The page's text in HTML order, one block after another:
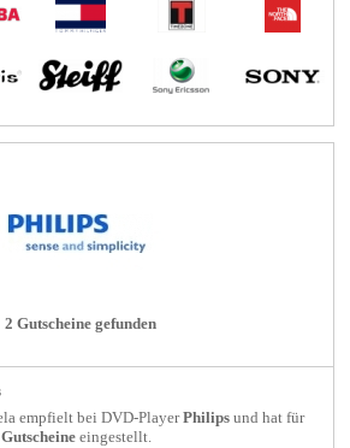
2 Gutscheine gefunden
empfielt beiDVD-Player Philips und hat für
eingestellt.